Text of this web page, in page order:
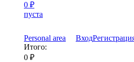
0 ₽
пуста
Personal area Вход
Итого:
0 ₽